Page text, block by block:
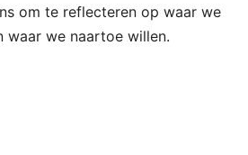
om te reflecteren op waar we
waar we naartoe willen.